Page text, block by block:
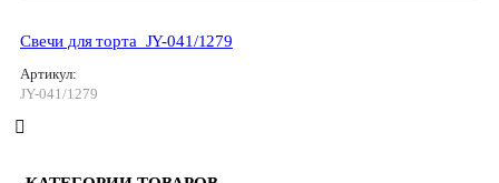
Свечи для торта_JY-041/1279
Артикул:
JY-041/1279